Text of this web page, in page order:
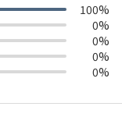
100%
0%
0%
0%
0%